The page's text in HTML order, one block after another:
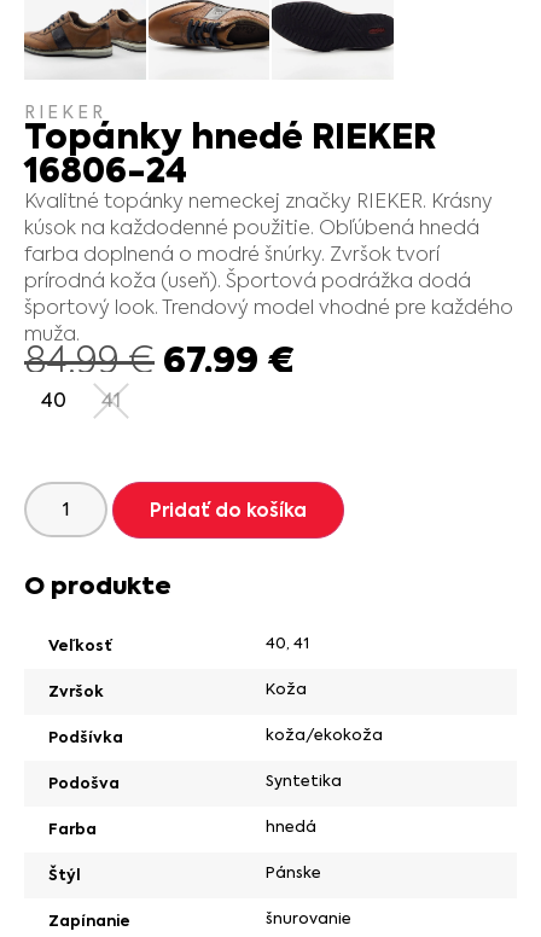
RIEKER
Topánky hnedé RIEKER
16806-24
Kvalitné topánky nemeckej značky RIEKER. Krásny
kúsok na každodenné použitie. Obľúbená hnedá
farba doplnená o modré šnúrky. Zvršok tvorí
prírodná koža (useň). Športová podrážka dodá
športový look. Trendový model vhodné pre každého
muža.
84.99€ 67.99 €
40 41
Pridať do košíka
O produkte
Veľkosť 40, 41
Zvršok Koža
Podšívka koža/ekokoža
Podošva Syntetika
Farba hnedá
Štýl Pánske
Zapínanie šnurovanie